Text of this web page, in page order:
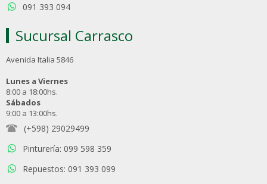
091 393 094
Sucursal Carrasco
Avenida Italia 5846
Lunes a Viernes
8:00 a 18:00hs.
Sábados
9:00 a 13:00hs.
(+598) 29029499
Pinturería: 099 598 359
Repuestos: 091 393 099